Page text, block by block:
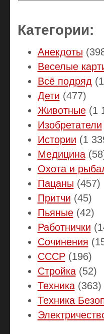
Категории:
Анекдоты
Веселые
Всё подряд
Дети (477)
Животные(1
Изобретатели
Истории (1
Медицина
Охота и
Пацаны (457)
Притчи (45)
Пьяные(42)
Работнички
Сочинения
СССР(196)
Стройка(52)
Техника(363)
Техника